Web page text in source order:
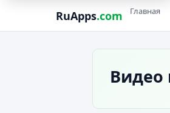
RuApps.com Главная
Видео